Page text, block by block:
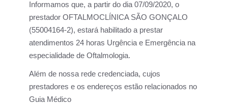
Informamos que, a partir do dia 07/09/2020, o
prestador OFTALMOCLÍNICA SÃO GONÇALO
(55004164-2), estará habilitado a prestar
atendimentos 24 horas Urgência e Emergência na
especialidade de Oftalmologia.
Além de nossa rede credenciada, cujos
prestadores e os endereços estão relacionados no
Guia Médico